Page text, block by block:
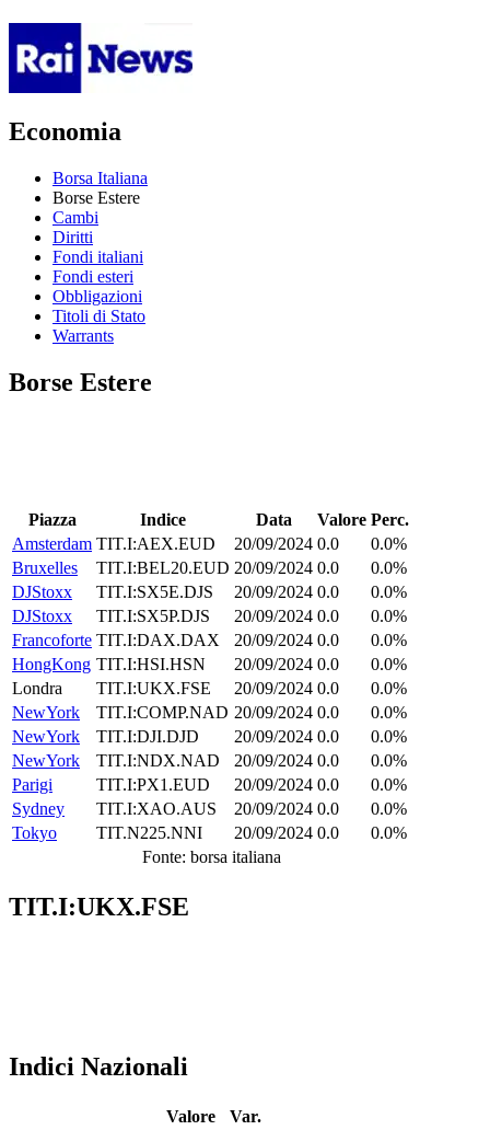
Economia
Borsa Italiana
Borse Estere
Cambi
Diritti
Fondi italiani
Fondi esteri
Obbligazioni
Titoli di Stato
Warrants
Borse Estere
Piazza Indice Data Valore Perc.
Amsterdam TIT.I:AEX.EUD 20/09/2024 0.0
0.0%
Bruxelles
TIT.I:BEL20.EUD 20/09/2024 0.0
0.0%
DJStoxx
TIT.I:SX5E.DJS 20/09/2024 0.0
0.0%
DJStoxx
TIT.I:SX5P.DJS 20/09/2024 0.0
0.0%
Francoforte TIT.I:DAX.DAX 20/09/2024 0.0
0.0%
HongKong TIT.I:HSI.HSN 20/09/2024 0.0
0.0%
Londra
TIT.I:UKX.FSE 20/09/2024 0.0
0.0%
NewYork
TIT.I:COMP.NAD 20/09/2024 0.0
0.0%
NewYork
TIT.I:DJI.DJD 20/09/2024 0.0
0.0%
NewYork
TIT.I:NDX.NAD 20/09/2024 0.0
0.0%
Parigi
TIT.I:PX1.EUD 20/09/2024 0.0
0.0%
Sydney
TIT.I:XAO.AUS 20/09/2024 0.0
0.0%
Tokyo
TIT.N225.NNI 20/09/2024 0.0
0.0%
Fonte: borsa italiana
TIT.I:UKX.FSE
Indici Nazionali
Valore
Var.